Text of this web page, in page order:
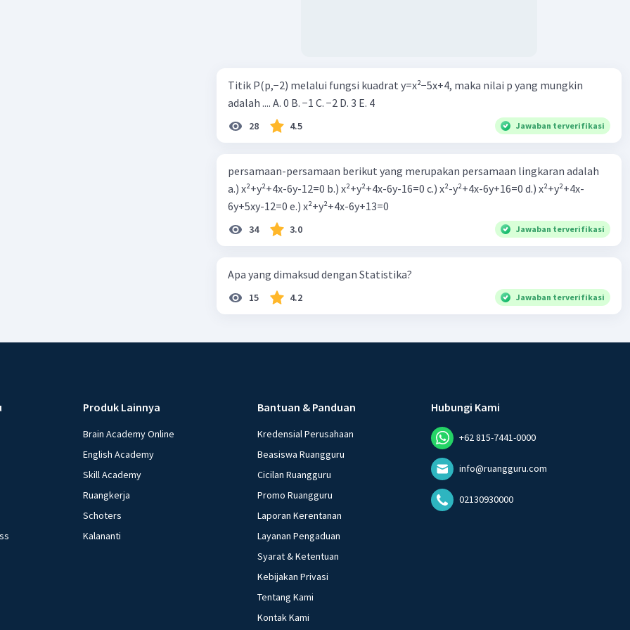
Titik P(p,−2) melalui fungsi kuadrat y=x²−5x+4, maka nilai p yang mungkin
adalah .... A. 0 B. −1 C. −2 D. 3 E. 4
28 4.5 Jawaban terverifikasi
persamaan-persamaan berikut yang merupakan persamaan lingkaran adalah
a.) x²+y²+4x-6y-12=0 b.) x²+y²+4x-6y-16=0 c.) x²-y²+4x-6y+16=0 d.) x²+y²+4x-
6y+5xy-12=0 e.) x²+y²+4x-6y+13=0
34 3.0 Jawaban terverifikasi
Apa yang dimaksud dengan Statistika?
15 4.2 Jawaban terverifikasi
Produk Lainnya
Brain Academy Online
English Academy
Skill Academy
Ruangkerja
Schoters
Kalananti
Bantuan & Panduan
Kredensial Perusahaan
Beasiswa Ruangguru
Cicilan Ruangguru
Promo Ruangguru
Laporan Kerentanan
Layanan Pengaduan
Syarat & Ketentuan
Kebijakan Privasi
Tentang Kami
Kontak Kami
Hubungi Kami
+62 815-7441-0000
info@ruangguru.com
02130930000